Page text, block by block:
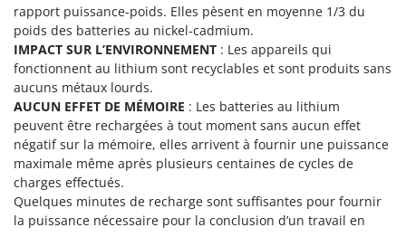
Omas
Ompagrill
Ooni
Oriental Koshin
Outdoorchef
P
Palazzetti
Palumbo Pavi
Partisani
rapport puissance-poids. Elles pèsent en moyenne 1/3 du
poids des batteries au nickel-cadmium.
IMPACT SUR L’ENVIRONNEMENT : Les appareils qui
fonctionnent au lithium sont recyclables et sont produits sans
aucuns métaux lourds.
AUCUN EFFET DE MÉMOIRE : Les batteries au lithium
peuvent être rechargées à tout moment sans aucun effet
négatif sur la mémoire, elles arrivent à fournir une puissance
maximale même après plusieurs centaines de cycles de
charges effectués.
Quelques minutes de recharge sont suffisantes pour fournir
la puissance nécessaire pour la conclusion d’un travail en